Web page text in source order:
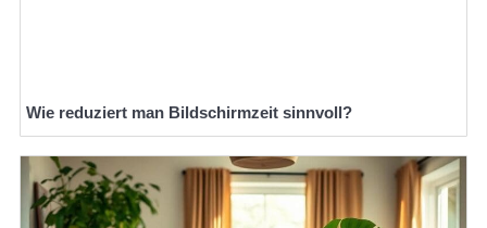
Wie reduziert man Bildschirmzeit sinnvoll?